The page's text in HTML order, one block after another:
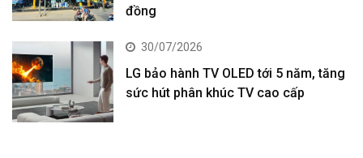
đồng
30/07/2026
LG bảo hành TV OLED tới 5 năm, tăng
sức hút phân khúc TV cao cấp